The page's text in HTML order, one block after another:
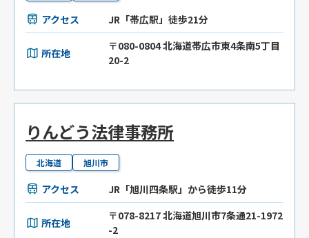
アクセス JR「帯広駅」徒歩21分
所在地
〒080-0804 北海道帯広市東4条南5丁目
20-2
りんどう法律事務所
北海道 旭川市
アクセス JR「旭川四条駅」から徒歩11分
所在地
〒078-8217 北海道旭川市7条通21-1972
-2